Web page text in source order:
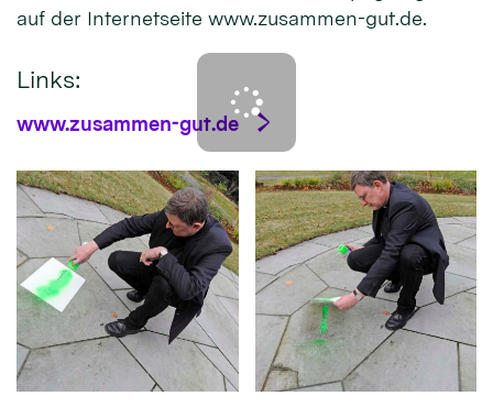
auf der Internetseite www.zusammen-gut.de.
Links:
www.zusammen-gut.de